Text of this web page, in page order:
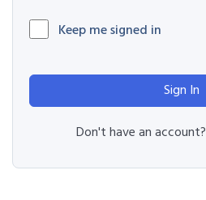
Keep me signed in
Sign In
Don't have an account?